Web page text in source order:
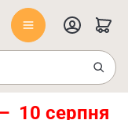
10 серпня